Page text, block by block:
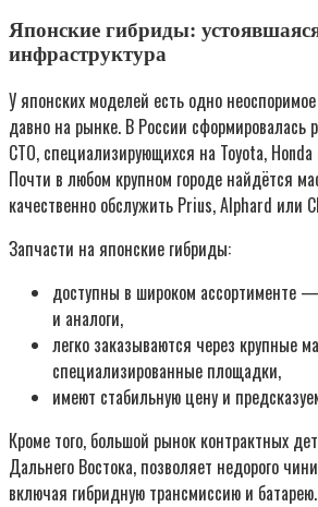
Японские гибриды:
инфраструктура
У японских моделей есть одно
давно на рынке. В России сформировалась
СТО, специализирующихся на Toyota, Honda
Почти в любом крупном городе найдётся
качественно обслужить Prius, Alphard или
Запчасти на японские гибриды:
доступны в широком ассортименте
и аналоги,
легко заказываются через крупные
специализированные площадки,
имеют стабильную цену и
Кроме того, большой рынок контрактных
Дальнего Востока, позволяет недорого
включая гибридную трансмиссию и батарею.